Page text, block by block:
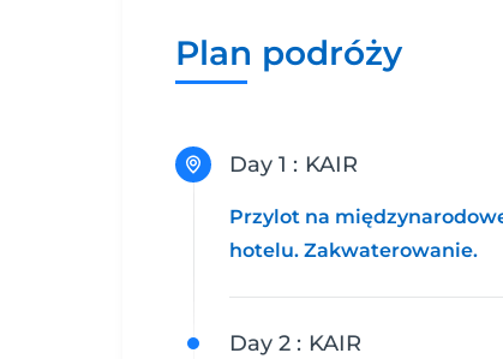
Plan podróży
Day 1 : KAIR
Przylot na
hotelu. Zakwaterowanie.
Day 2 : KAIR